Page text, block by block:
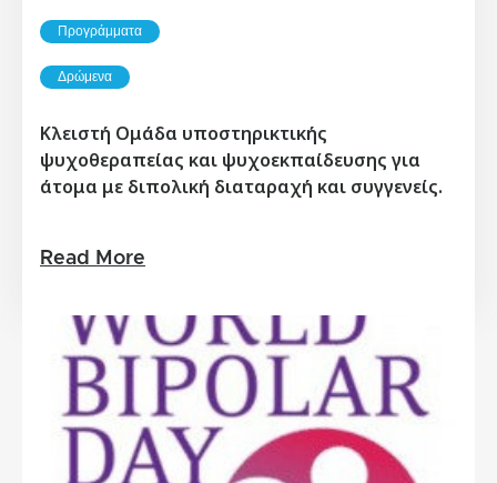
Προγράμματα
Δρώμενα
Κλειστή Ομάδα υποστηρικτικής
ψυχοθεραπείας και ψυχοεκπαίδευσης για
άτομα με διπολική διαταραχή και συγγενείς.
Read More